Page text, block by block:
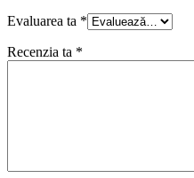
Evaluarea ta *
Recenzia ta *